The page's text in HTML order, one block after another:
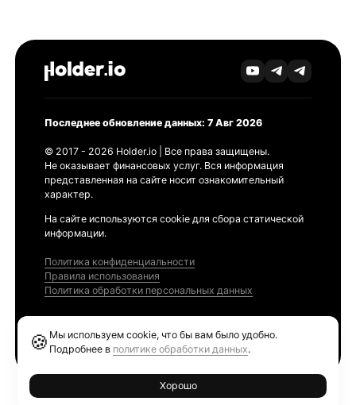
Последнее обновление данных: 7 Авг 2026
© 2017 - 2026 Holder.io | Все права защищены.
Не оказывает финансовых услуг. Вся информация
представленная на сайте носит ознакомительный
характер.
На сайте используются cookie для сбора статической
информации.
Политика конфиденциальности
Правила использования
Политика обработки персональных данных
🍪 Мы используем cookie, что бы вам было удобно.
Подробнее в политике обработки данных.
Хорошо
Ethereum GAS Tracker